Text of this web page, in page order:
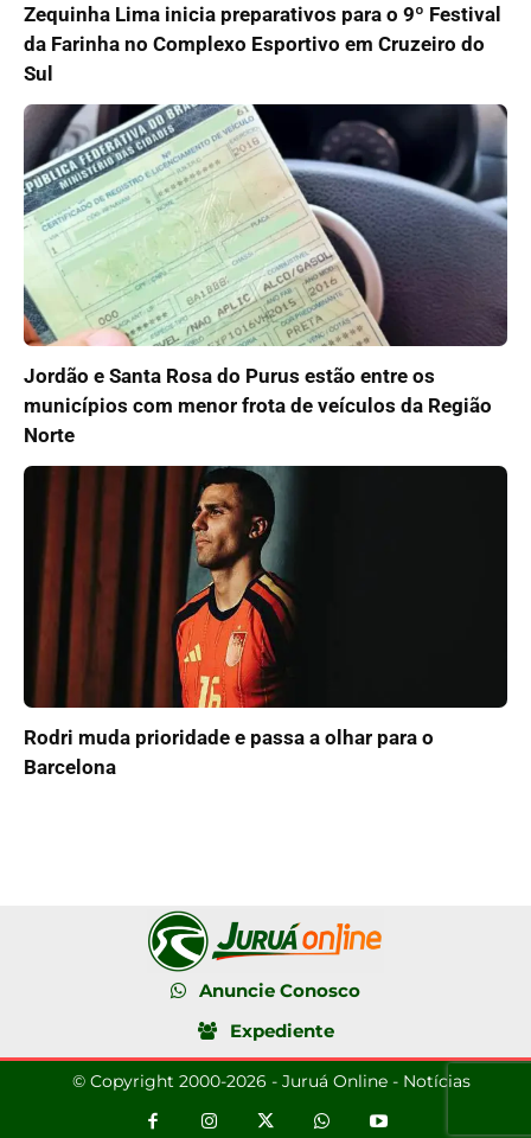
Zequinha Lima inicia preparativos para o 9º Festival
da Farinha no Complexo Esportivo em Cruzeiro do
Sul
Jordão e Santa Rosa do Purus estão entre os
municípios com menor frota de veículos da Região
Norte
Rodri muda prioridade e passa a olhar para o
Barcelona
Anuncie Conosco
Expediente
© Copyright 2000-2026 - Juruá Online - Notícias